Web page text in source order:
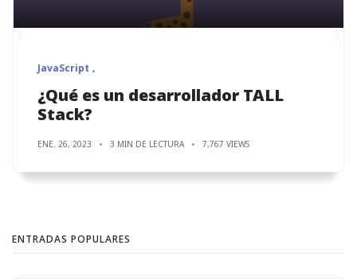
JavaScript
¿Qué es un desarrollador TALL
Stack?
ENE. 26, 2023 3 MIN DE LECTURA 7,767 VIEWS
ENTRADAS POPULARES